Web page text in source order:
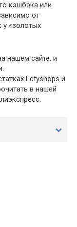
кэшбэка или
от
у «золотых
нашем сайте, и
Letyshops и
в нашей